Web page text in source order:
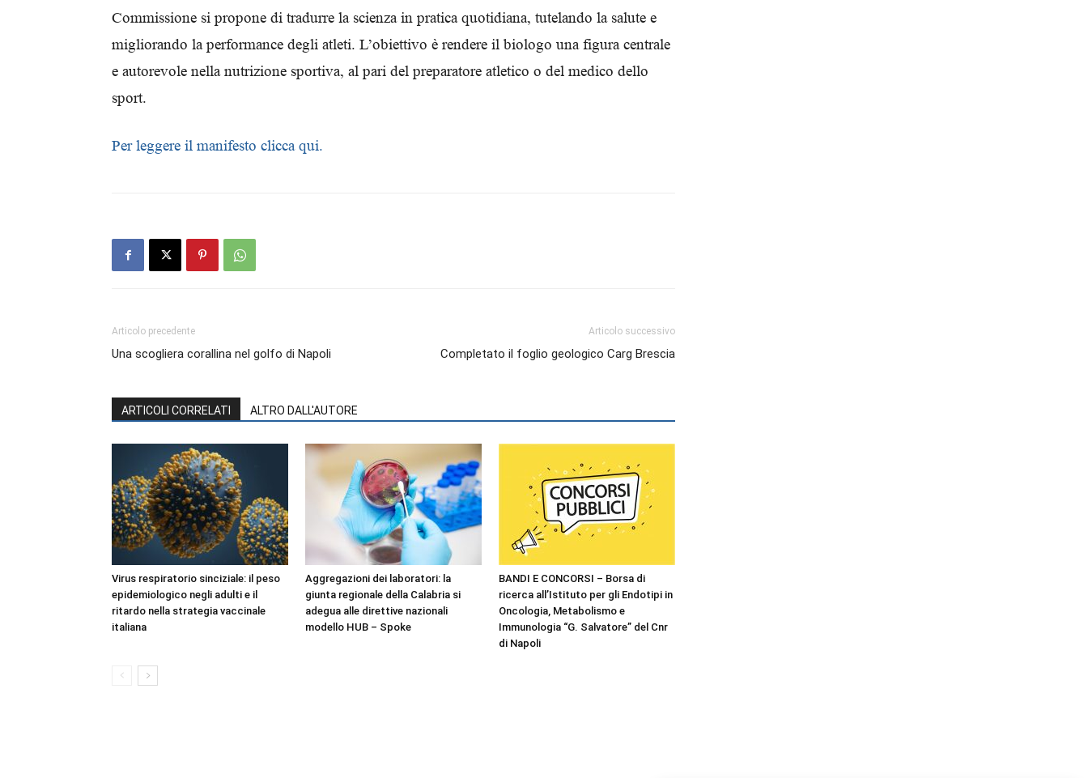
Biologi
Commissione si propone di tradurre la scienza in pratica quotidiana, tutelando la salute e
migliorando la performance degli atleti. L’obiettivo è rendere il biologo una figura centrale
e autorevole nella nutrizione sportiva, al pari del preparatore atletico o del medico dello
sport.
Per leggere il manifesto clicca qui.
Articolo precedente
Una scogliera corallina nel golfo di Napoli
Articolo successivo
Completato il foglio geologico Carg Brescia
ARTICOLI CORRELATI ALTRO DALL'AUTORE
Virus respiratorio sinciziale: il peso
epidemiologico negli adulti e il
ritardo nella strategia vaccinale
italiana
Aggregazioni dei laboratori: la
giunta regionale della Calabria si
adegua alle direttive nazionali
modello HUB – Spoke
BANDI E CONCORSI – Borsa di
ricerca all’Istituto per gli Endotipi in
Oncologia, Metabolismo e
Immunologia “G. Salvatore” del Cnr
di Napoli